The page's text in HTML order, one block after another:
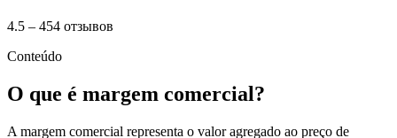
4.5 – 454 отзывов
Conteúdo
O que é margem comercial?
A margem comercial representa o valor agregado ao preço de